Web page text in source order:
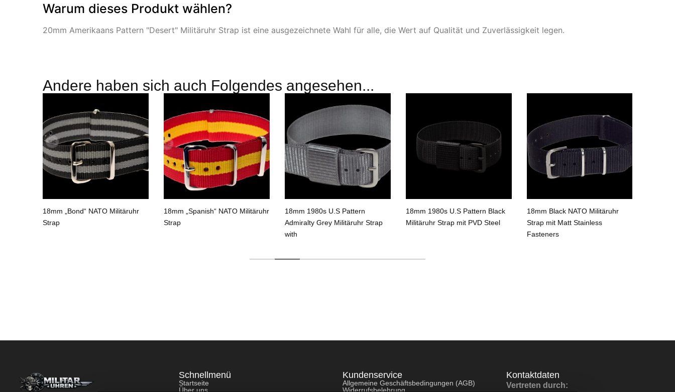
Warum dieses Produkt wählen?
20mm Amerikaans Pattern "Desert" Militäruhr Strap ist eine ausgezeichnete Wahl für alle, die Wert auf Qualität und Zuverlässigkeit legen.
Andere haben sich auch Folgendes angesehen...
18mm „Bond“ NATO Militäruhr
Strap
18mm „Spanish“ NATO Militäruhr
Strap
18mm 1980s U.S Pattern
Admiralty Grey Militäruhr Strap
with
18mm 1980s U.S Pattern Black
Militäruhr Strap mit PVD Steel
18mm Black NATO Militäruhr
Strap mit Matt Stainless
Fasteners
Schnellmenü
Startseite
Über uns
Kundenservice
Allgemeine Geschäftsbedingungen (AGB)
Widerrufsbelehrung
Kontaktdaten
Vertreten durch: